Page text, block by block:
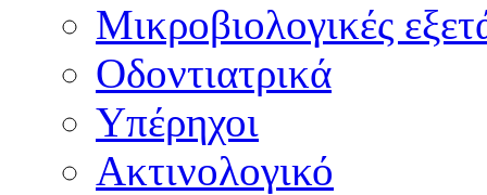
Μικροβιολογικές
Οδοντιατρικά
Υπέρηχοι
Ακτινολογικό